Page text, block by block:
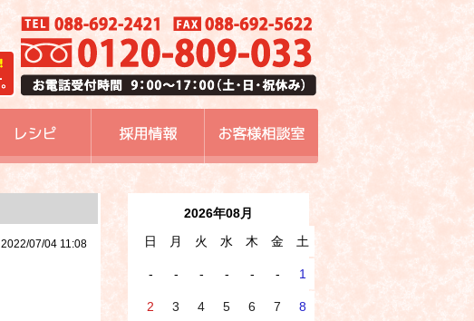
2022/07/04 11:08
2026年08月
日
月 火 水 木 金 土
- - - - - - 1
2 3 4 5 6 7 8